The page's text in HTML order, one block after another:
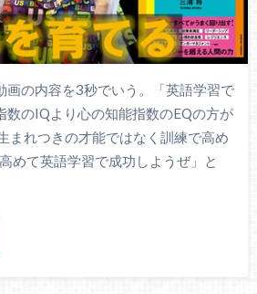
画の内容を3秒でいう。「英語学習で
数のIQより心の知能指数のEQの方が
まれつきの才能ではなく訓練で高め
めて英語学習で成功しようぜ」と